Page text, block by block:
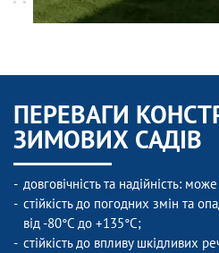
ПЕРЕВАГИ
ЗИМОВИХ САДІВ
довговічність та надійність:
стійкість до погодних змін та
від -80°C до +135°C;
стійкість до впливу шкідливих